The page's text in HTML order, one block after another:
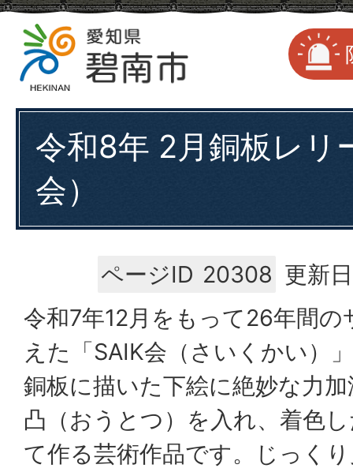
令和8年 2月銅板レリ
会）
ページID 20308 更新
令和7年12月をもって26年間の
えた「SAIK会（さいくかい）
銅板に描いた下絵に絶妙な力
凸（おうとつ）を入れ、着色
て作る芸術作品です。じっく